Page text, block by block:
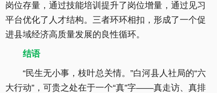
岗位存量，通过技能培训提升了岗位增量，通过见习
平台优化了人才结构。三者环环相扣，形成了一个促
进县域经济高质量发展的良性循环。
结语
“民生无小事，枝叶总关情。”白河县人社局的“六
大行动”，可贵之处在于一个“真”字——真走访、真排